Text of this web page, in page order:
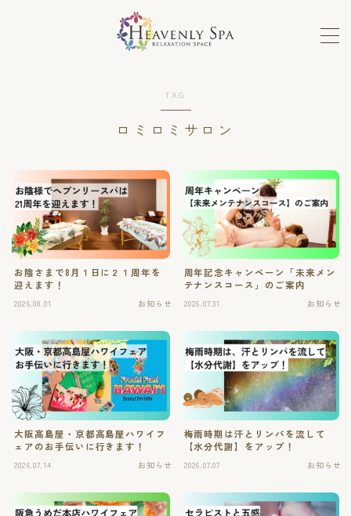
メンテナンスコース
セラピストの手癒力と感性を高めるスクール
ホットストーンスクール
単発講座
ご予約・お問い合わせ
お知らせ
スクール情報
イベント情報
TAG
ロミロミサロン
お陰さまで8月１日に２１周年を
迎えます！
2026.08.01 お知らせ
周年記念キャンペーン「未来メン
テナンスコース」のご案内
2026.07.31 お知らせ
大阪高島屋・京都高島屋ハワイフ
ェアのお手伝いに行きます！
2026.07.14 お知らせ
梅雨時期は汗とリンパを流して
【水分代謝】をアップ！
2026.07.07 お知らせ